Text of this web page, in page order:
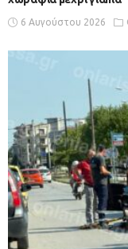
6 Αυγούστου 2026